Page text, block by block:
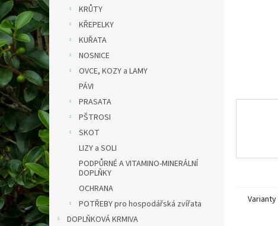
n
e
l
KRŮTY
KŘEPELKY
KUŘATA
NOSNICE
OVCE, KOZY a LAMY
PÁVI
PRASATA
PŠTROSI
SKOT
LIZY a SOLI
PODPŮRNÉ A VITAMINO-MINERÁLNÍ
DOPLŇKY
OCHRANA
POTŘEBY pro hospodářská zvířata
DOPLŇKOVÁ KRMIVA
Varianty